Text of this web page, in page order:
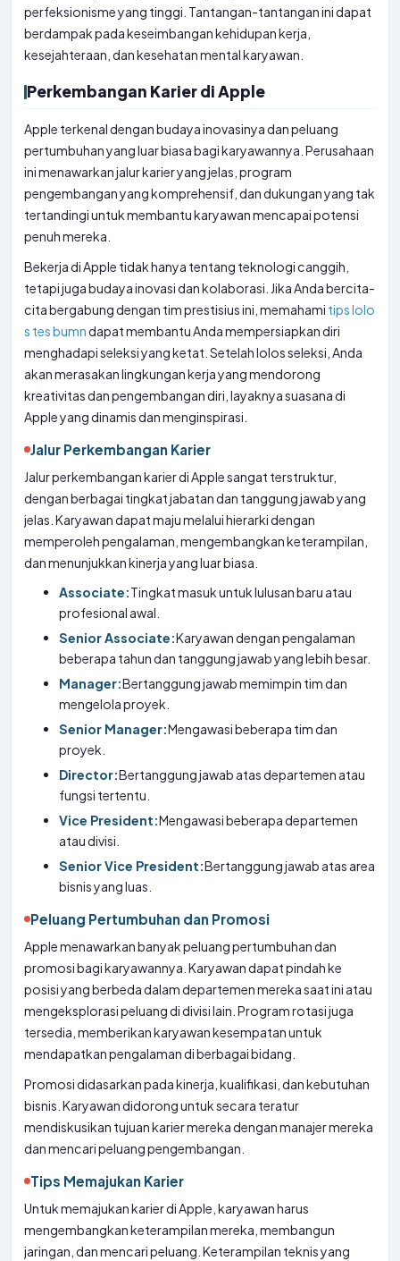
perfeksionisme yang tinggi. Tantangan-tantangan ini dapat
berdampak pada keseimbangan kehidupan kerja,
kesejahteraan, dan kesehatan mental karyawan.
Perkembangan Karier di Apple
Apple terkenal dengan budaya inovasinya dan peluang
pertumbuhan yang luar biasa bagi karyawannya. Perusahaan
ini menawarkan jalur karier yang jelas, program
pengembangan yang komprehensif, dan dukungan yang tak
tertandingi untuk membantu karyawan mencapai potensi
penuh mereka.
Bekerja di Apple tidak hanya tentang teknologi canggih,
tetapi juga budaya inovasi dan kolaborasi. Jika Anda bercita-
cita bergabung dengan tim prestisius ini, memahami tips lolo
s tes bumndapat membantu Anda mempersiapkan diri
menghadapi seleksi yang ketat. Setelah lolos seleksi, Anda
akan merasakan lingkungan kerja yang mendorong
kreativitas dan pengembangan diri, layaknya suasana di
Apple yang dinamis dan menginspirasi.
Jalur Perkembangan Karier
Jalur perkembangan karier di Apple sangat terstruktur,
dengan berbagai tingkat jabatan dan tanggung jawab yang
jelas. Karyawan dapat maju melalui hierarki dengan
memperoleh pengalaman, mengembangkan keterampilan,
dan menunjukkan kinerja yang luar biasa.
Associate:Tingkat masuk untuk lulusan baru atau
profesional awal.
Senior Associate:Karyawan dengan pengalaman
beberapa tahun dan tanggung jawab yang lebih besar.
Manager:Bertanggung jawab memimpin tim dan
mengelola proyek.
Senior Manager:Mengawasi beberapa tim dan
proyek.
Director:Bertanggung jawab atas departemen atau
fungsi tertentu.
Vice President:Mengawasi beberapa departemen
atau divisi.
Senior Vice President:Bertanggung jawab atas area
bisnis yang luas.
Peluang Pertumbuhan dan Promosi
Apple menawarkan banyak peluang pertumbuhan dan
promosi bagi karyawannya. Karyawan dapat pindah ke
posisi yang berbeda dalam departemen mereka saat ini atau
mengeksplorasi peluang di divisi lain. Program rotasi juga
tersedia, memberikan karyawan kesempatan untuk
mendapatkan pengalaman di berbagai bidang.
Promosi didasarkan pada kinerja, kualifikasi, dan kebutuhan
bisnis. Karyawan didorong untuk secara teratur
mendiskusikan tujuan karier mereka dengan manajer mereka
dan mencari peluang pengembangan.
Tips Memajukan Karier
Untuk memajukan karier di Apple, karyawan harus
mengembangkan keterampilan mereka, membangun
jaringan, dan mencari peluang. Keterampilan teknis yang